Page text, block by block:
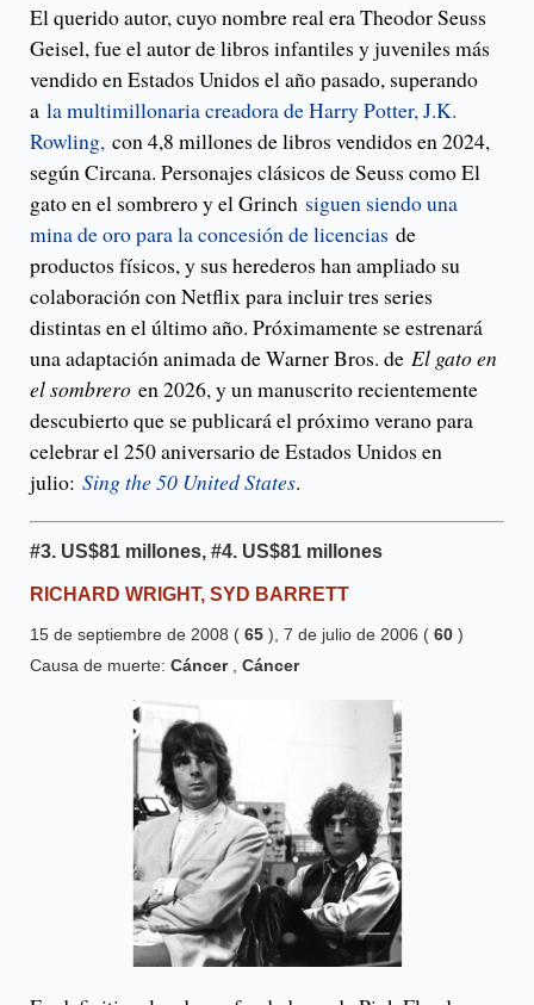
El querido autor, cuyo nombre real era Theodor Seuss
Geisel, fue el autor de libros infantiles y juveniles más
vendido en Estados Unidos el año pasado, superando
a la multimillonaria creadora de Harry Potter, J.K.
Rowling, con 4,8 millones de libros vendidos en 2024,
según Circana. Personajes clásicos de Seuss como El
gato en el sombrero y el Grinch siguen siendo una
mina de oro para la concesión de licencias de
productos físicos, y sus herederos han ampliado su
colaboración con Netflix para incluir tres series
distintas en el último año. Próximamente se estrenará
una adaptación animada de Warner Bros. de El gato en
el sombrero en 2026, y un manuscrito recientemente
descubierto que se publicará el próximo verano para
celebrar el 250 aniversario de Estados Unidos en
julio: Sing the 50 United States.
#3. US$81 millones, #4. US$81 millones
RICHARD WRIGHT, SYD BARRETT
15 de septiembre de 2008 ( 65 ), 7 de julio de 2006 ( 60 )
Causa de muerte: Cáncer, Cáncer